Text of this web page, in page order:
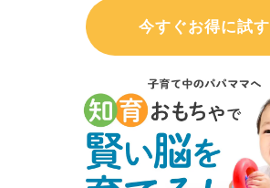
今すぐお得に試す